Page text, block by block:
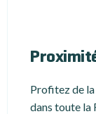
Profitez de
dans toute la